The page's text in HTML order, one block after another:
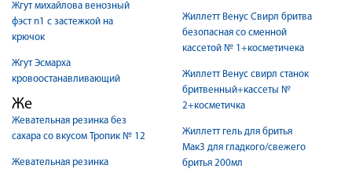
Жгут михайлова венозный
фэст n1 с застежкой на
крючок
Жгут Эсмарха
кровоостанавливающий
Же
Жевательная резинка без
сахара со вкусом Тропик № 12
Жевательная резинка
Жиллетт Венус Свирл бритва
безопасная со сменной
кассетой № 1+косметичека
Жиллетт Венус свирл станок
бритвенный+кассеты №
2+косметичка
Жиллетт гель для бритья
Мак3 для гладкого/свежего
бритья 200мл